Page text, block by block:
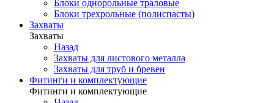
Блоки однорольные траловые
Блоки трехрольные (полиспасты)
Захваты
Захваты
Назад
Захваты для листового металла
Захваты для труб и бревен
Фитинги и комплектующие
Фитинги и комплектующие